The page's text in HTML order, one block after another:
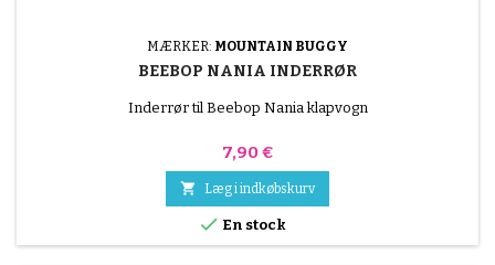
MÆRKER: MOUNTAIN BUGGY
BEEBOP NANIA INDERRØR
Inderrør til Beebop Nania klapvogn
Pris
7,90 €
 Læg i indkøbskurv
 En stock